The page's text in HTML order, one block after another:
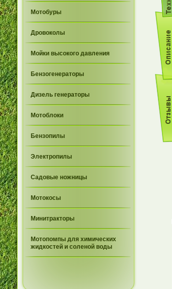
Мотобуры
Дровоколы
Мойки высокого давления
Бензогенераторы
Дизель генераторы
Мотоблоки
Бензопилы
Электропилы
Садовые ножницы
Мотокосы
Минитракторы
Мотопомпы для химических
жидкостей и соленой воды